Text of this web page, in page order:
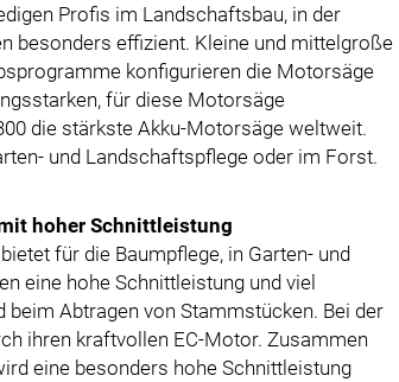
Profis im Landschaftsbau, in der
besonders effizient. Kleine und mittelgroße
konfigurieren die Motorsäge
für diese Motorsäge
die stärkste Akku-Motorsäge weltweit.
und Landschaftspflege oder im Forst.
hoher Schnittleistung
für die Baumpflege, in Garten- und
eine hohe Schnittleistung und viel
Abtragen von Stammstücken. Bei der
ihren kraftvollen EC-Motor. Zusammen
eine besonders hohe Schnittleistung